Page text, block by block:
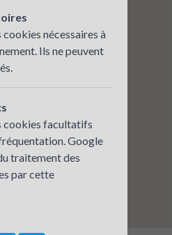
nécessaires à
Ils ne peuvent
cookies facultatifs
Google
traitement des
par cette